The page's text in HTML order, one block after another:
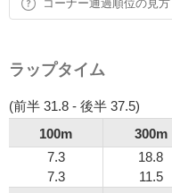
コーナー通過順位の見方
ラップタイム
(前半 31.8 - 後半 37.5)
100m
300m
7.3
7.3
18.8
11.5